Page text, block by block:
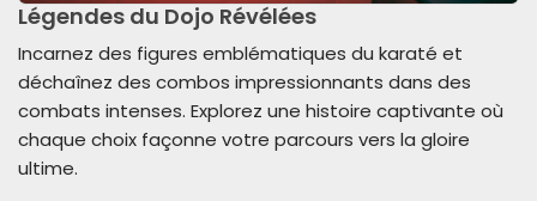
Légendes du Dojo Révélées
Incarnez des figures emblématiques du karaté et
déchaînez des combos impressionnants dans des
combats intenses. Explorez une histoire captivante où
chaque choix façonne votre parcours vers la gloire
ultime.